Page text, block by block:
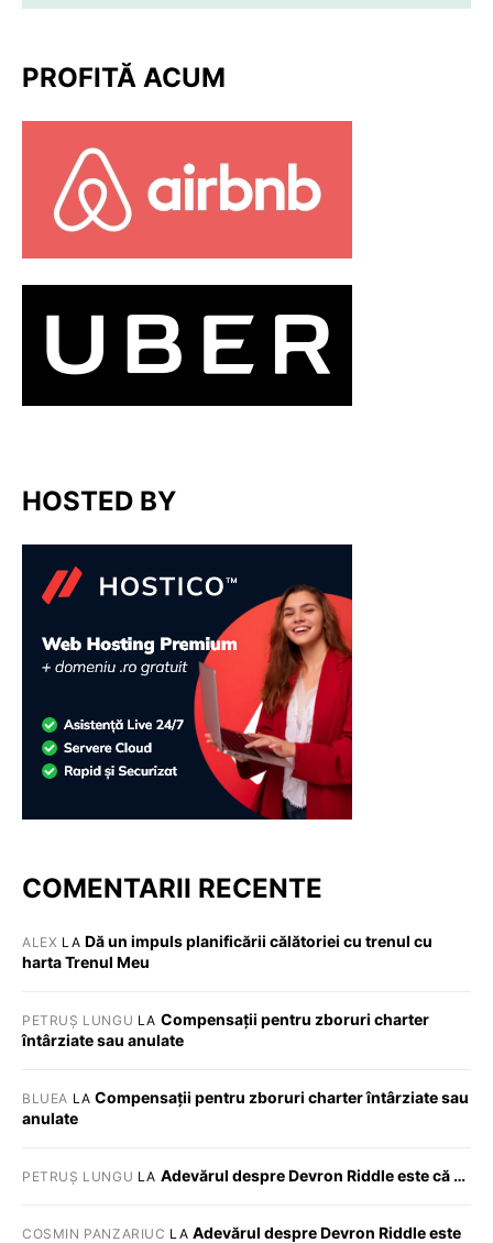
PROFITĂ ACUM
HOSTED BY
COMENTARII RECENTE
ALEX LA Dă un impuls planificării călătoriei cu trenul cu
harta Trenul Meu
PETRUȘ LUNGU LA Compensații pentru zboruri charter
întârziate sau anulate
BLUEA LACompensații pentru zboruri charter întârziate sau
anulate
PETRUȘ LUNGU LA Adevărul despre Devron Riddle este că …
COSMIN PANZARIUC LA Adevărul despre Devron Riddle este